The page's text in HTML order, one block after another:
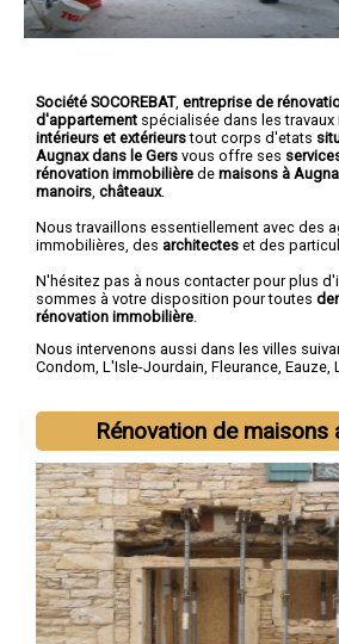
Société SOCOREBAT, entreprise de
d'appartement spécialisée dans les travaux
intérieurs et extérieurstout corps d'etats
Augnax dans le Gers vous offre ses
rénovation immobilière de maisons à
manoirs châteaux.
Nous travaillons essentiellement avec des
immobilières, des architectes et des
N'hésitez pas à nous contacter pour plus
sommes à votre disposition pour toutes
rénovation immobilière
Nous intervenons aussi dans les villes
Condom, L'Isle-Jourdain, Fleurance, Eauze,
Rénovation de maisons